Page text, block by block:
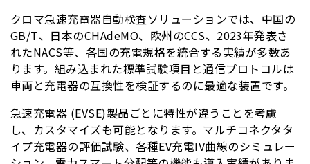
クロマ急速充電器自動検査ソリューションでは、中国の
GB/T、日本のCHAdeMO、欧州のCCS、2023年発表さ
れたNACS等、各国の充電規格を統合する実績が多数あ
ります。組み込まれた標準試験項目と通信プロトコルは
車両と充電器の互換性を検証するのに最適な装置です。
急速充電器 (EVSE)製品ごとに特性が違うことを考慮
し、カスタマイズも可能となります。マルチコネクタタ
イプ充電器の評価試験、各種EV充電IV曲線のシミュレー